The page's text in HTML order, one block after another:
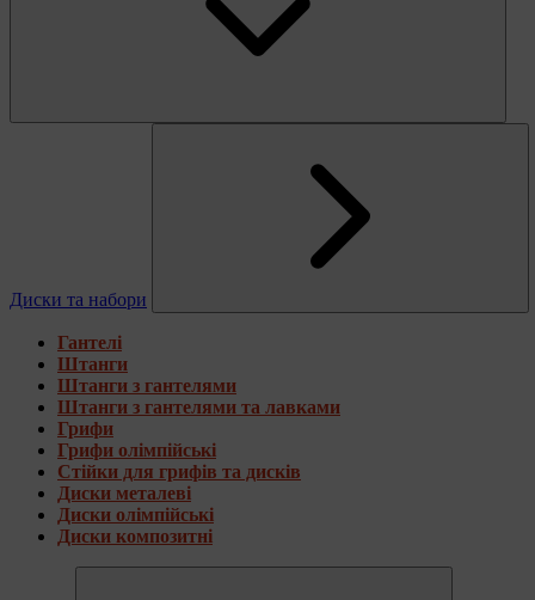
Диски та набори
Гантелі
Штанги
Штанги з гантелями
Штанги з гантелями та лавками
Грифи
Грифи олімпійські
Стійки для грифів та дисків
Диски металеві
Диски олімпійські
Диски композитні